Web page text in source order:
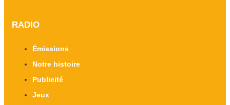
RADIO
Émissions
Notre histoire
Publicité
Jeux